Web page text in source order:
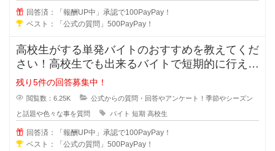
回答済：「報酬UP中」承認で100PayPay！
ベスト：「公式の質問」500PayPay！
高校生がする単発バイトのおすすめを教えてくだ
さい！高校生でも出来るバイトで短期的に行える
総合的におすすめと思われる仕事を
残り5件の回答募集中！
閲覧数：6.25K 公式からの質問・回答やアンケート！季節やシーズン
と話題や色々な事を質問 バイト 短期 高校生
回答済：「報酬UP中」承認で100PayPay！
ベスト：「公式の質問」500PayPay！